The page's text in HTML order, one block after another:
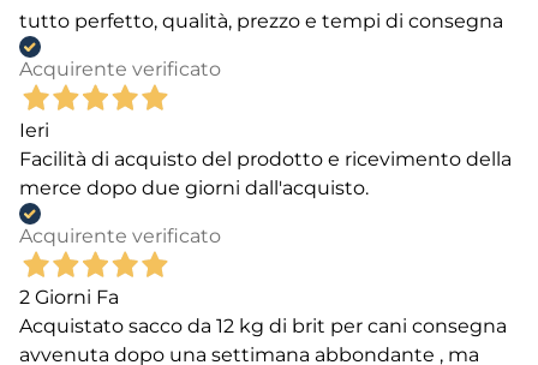
tutto perfetto, qualità, prezzo e tempi di consegna
Acquirente verificato
Ieri
Facilità di acquisto del prodotto e ricevimento della
merce dopo due giorni dall'acquisto.
Acquirente verificato
2 Giorni Fa
Acquistato sacco da 12 kg di brit per cani consegna
avvenuta dopo una settimana abbondante , ma